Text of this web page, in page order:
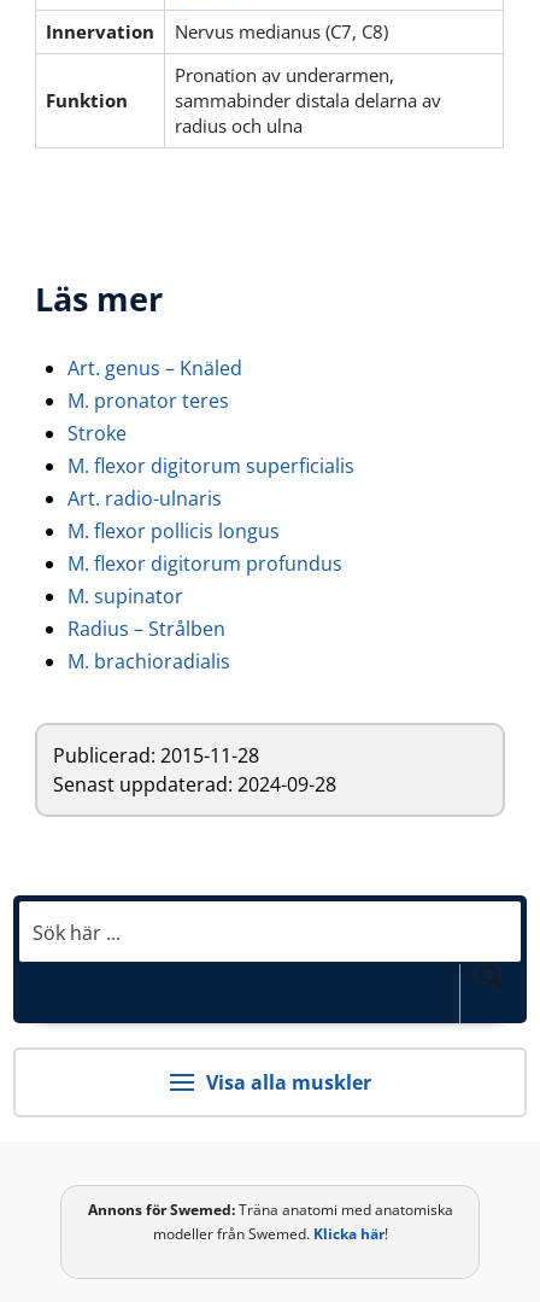
Innervation
Nervus medianus (C7, C8)
Funktion
Pronation av underarmen,
sammabinder distala delarna av
radius och ulna
Läs mer
Art. genus – Knäled
M. pronator teres
Stroke
M. flexor digitorum superficialis
Art. radio-ulnaris
M. flexor pollicis longus
M. flexor digitorum profundus
M. supinator
Radius – Strålben
M. brachioradialis
Publicerad:2015-11-28
Senast uppdaterad: 2024-09-28
Visa alla muskler
Annons förSwemed:Träna anatomi med anatomiska
modeller från Swemed. Klicka här!